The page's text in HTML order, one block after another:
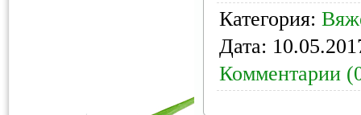
Категория:
Дата:
Комментарии